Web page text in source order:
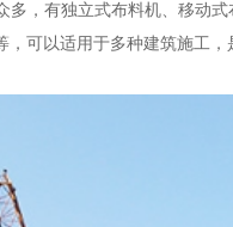
多，有独立式布料机、移动
可以适用于多种建筑施工，